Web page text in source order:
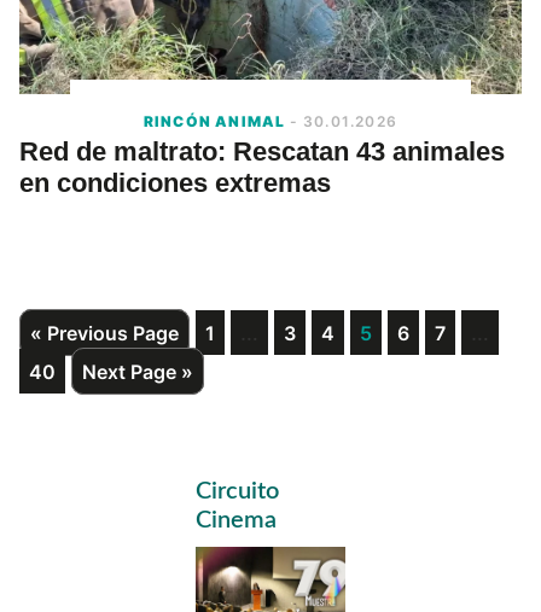
RINCÓN ANIMAL - 30.01.2026
Red de maltrato: Rescatan 43 animales
en condiciones extremas
« Go
to
Previous Page Page
1
Interim
… Page
3 Page
4 Page
5 Page
6 Page
7
Interim
…
Page
40
Go
to
Next Page »
Primary
Sidebar
Circuito
Cinema